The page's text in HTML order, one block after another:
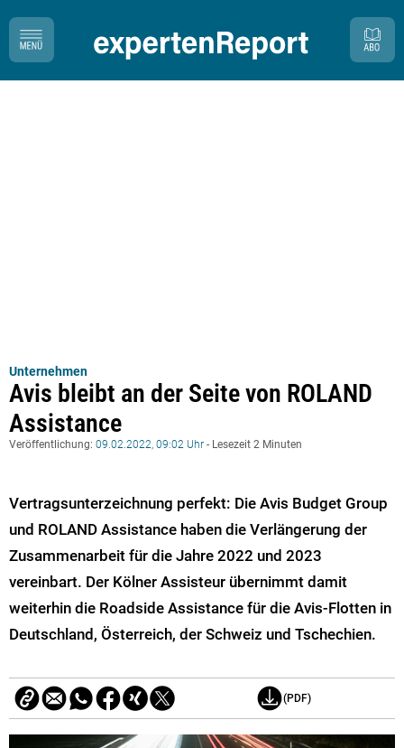
Unternehmen
Avis bleibt an der Seite von ROLAND
Assistance
Veröffentlichung: 09.02.2022, 09:02 Uhr - Lesezeit 2 Minuten
Vertragsunterzeichnung perfekt: Die Avis Budget Group
und ROLAND Assistance haben die Verlängerung der
Zusammenarbeit für die Jahre 2022 und 2023
vereinbart. Der Kölner Assisteur übernimmt damit
weiterhin die Roadside Assistance für die Avis-Flotten in
Deutschland, Österreich, der Schweiz und Tschechien.
(PDF)